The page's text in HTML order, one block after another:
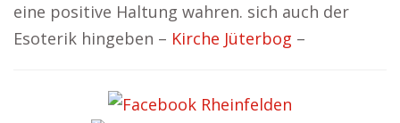
eine positive Haltung wahren. sich auch der
Esoterik hingeben – Kirche Jüterbog –